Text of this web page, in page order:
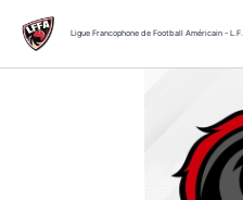
contenu
Ligue Francophone de Football Américain -